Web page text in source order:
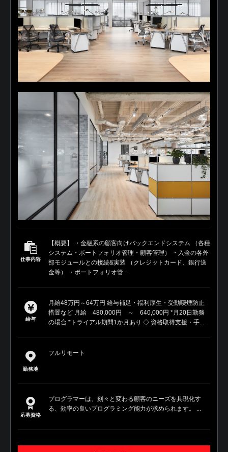
仕事内容
【概要】 ・金融系の顧客向けバックエンドシステム （各種
システム・ポートフォリオ管理・顧客管理） ・入金の各外
部モジュールとの接続&実装 （クレジットカード、銀行送
金等） ・ポートフォリオ管...
給与
月給48万円～64万円 給与補足・福利厚生・受動喫煙防止
措置など 月給 480,000円 ～ 640,000円 *月20日勤務
の場合 *トライアル期間1か月あり ◇ 資格取得支援・手...
勤務地
フルリモート
応募資格
プログラマーは、刻々と変わる顧客のニーズを具現化す
る、効率の良いプログラミング能力が求められます。 ...